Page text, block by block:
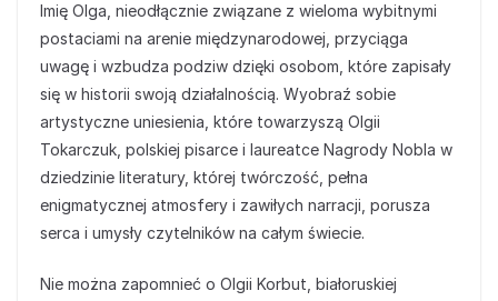
Imię Olga, nieodłącznie związane z wieloma wybitnymi
postaciami na arenie międzynarodowej, przyciąga
uwagę i wzbudza podziw dzięki osobom, które zapisały
się w historii swoją działalnością. Wyobraź sobie
artystyczne uniesienia, które towarzyszą Olgii
Tokarczuk, polskiej pisarce i laureatce Nagrody Nobla w
dziedzinie literatury, której twórczość, pełna
enigmatycznej atmosfery i zawiłych narracji, porusza
serca i umysły czytelników na całym świecie.
Nie można zapomnieć o Olgii Korbut, białoruskiej